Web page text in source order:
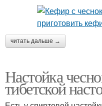
читать дальше →
Настойка
тибетской